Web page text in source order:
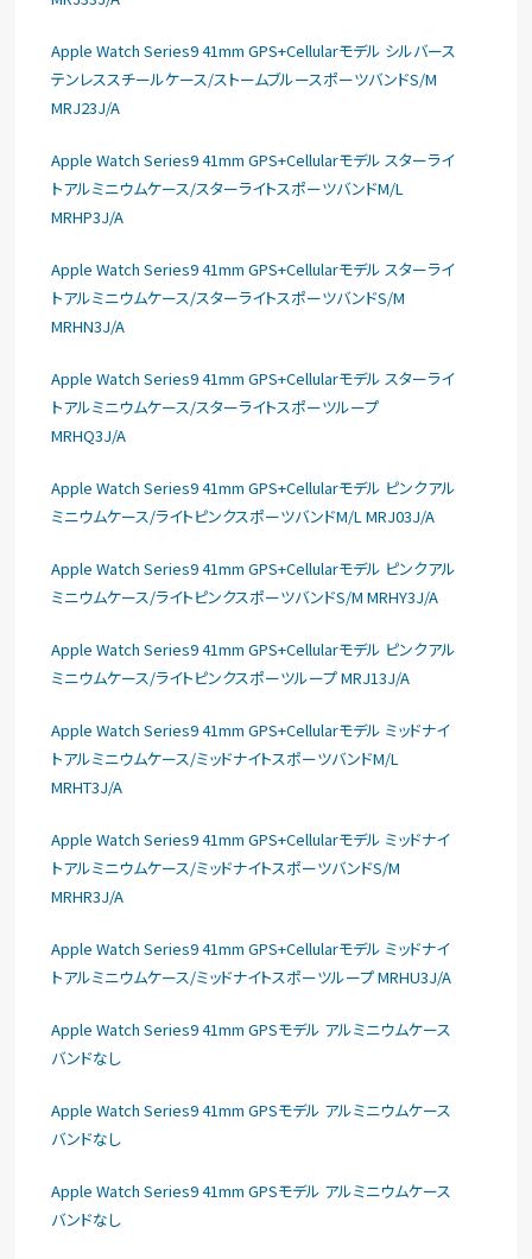
Apple Watch Series9 41mm GPS+Cellularモデル シルバース
テンレススチールケース/ストームブルースポーツバンドS/M
MRJ23J/A
Apple Watch Series9 41mm GPS+Cellularモデル スターライ
トアルミニウムケース/スターライトスポーツバンドM/L
MRHP3J/A
Apple Watch Series9 41mm GPS+Cellularモデル スターライ
トアルミニウムケース/スターライトスポーツバンドS/M
MRHN3J/A
Apple Watch Series9 41mm GPS+Cellularモデル スターライ
トアルミニウムケース/スターライトスポーツループ
MRHQ3J/A
Apple Watch Series9 41mm GPS+Cellularモデル ピンクアル
ミニウムケース/ライトピンクスポーツバンドM/L MRJ03J/A
Apple Watch Series9 41mm GPS+Cellularモデル ピンクアル
ミニウムケース/ライトピンクスポーツバンドS/M MRHY3J/A
Apple Watch Series9 41mm GPS+Cellularモデル ピンクアル
ミニウムケース/ライトピンクスポーツループ MRJ13J/A
Apple Watch Series9 41mm GPS+Cellularモデル ミッドナイ
トアルミニウムケース/ミッドナイトスポーツバンドM/L
MRHT3J/A
Apple Watch Series9 41mm GPS+Cellularモデル ミッドナイ
トアルミニウムケース/ミッドナイトスポーツバンドS/M
MRHR3J/A
Apple Watch Series9 41mm GPS+Cellularモデル ミッドナイ
トアルミニウムケース/ミッドナイトスポーツループ MRHU3J/A
Apple Watch Series9 41mm GPSモデル アルミニウムケース
バンドなし
Apple Watch Series9 41mm GPSモデル アルミニウムケース
バンドなし
Apple Watch Series9 41mm GPSモデル アルミニウムケース
バンドなし